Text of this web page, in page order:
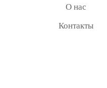
О нас
Контакты